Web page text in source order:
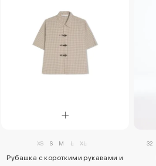
XS S M L XL
Рубашка с короткими рукавами и
32